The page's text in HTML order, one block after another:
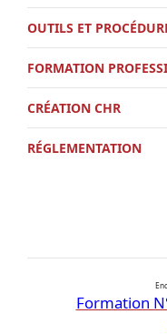
OUTILS ET
FORMATION
CRÉATION CHR
RÉGLEMENTATION
Formation